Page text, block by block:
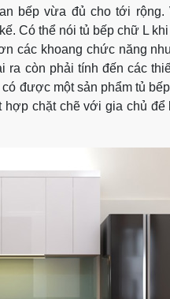
bếp vừa đủ cho tới rộng.
Có thể nói tủ bếp chữ L
các khoang chức năng
còn phải tính đến các
được một sản phẩm tủ
chặt chẽ với gia chủ